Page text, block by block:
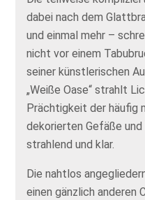
dabei nach dem
und einmal mehr –
nicht vor einem
seiner künstlerischen
„Weiße Oase“ strahlt
Prächtigkeit der häufig
dekorierten Gefäße
strahlend und klar.
Die nahtlos
einen gänzlich anderen